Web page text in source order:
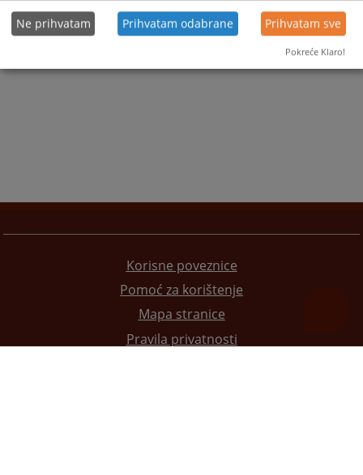
Korisne poveznice
Pomoć za korištenje
Mapa stranice
Pravila privatnosti
Ne prihvatam Prihvatam odabrane Prihvatam sve
Pokreće Klaro!